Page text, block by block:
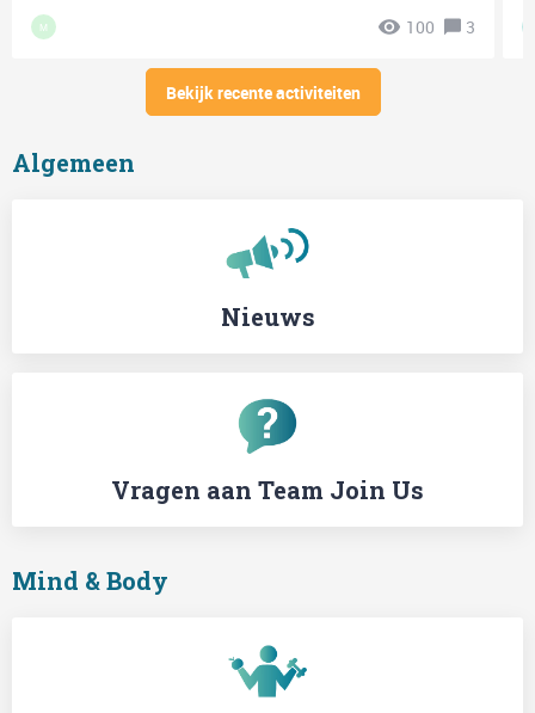
M 100 3
Bekijk recente activiteiten
Algemeen
Nieuws
Vragen aan Team Join Us
Mind & Body